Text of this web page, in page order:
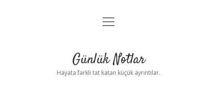
Anasayfa
Yasal Uyarı
menüyü
Günlük Notlar
Hayata farklı tat katan küçük ayrıntılar.